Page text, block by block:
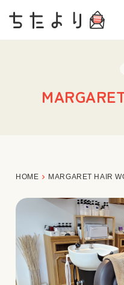
HOME MARGARET HAIR